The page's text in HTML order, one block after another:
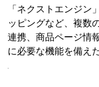
「ネクストエンジン
ッピングなど、複数
連携、商品ページ情
に必要な機能を備え